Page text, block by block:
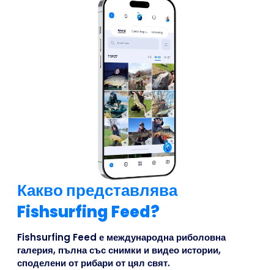
Какво представлява
Fishsurfing Feed?
Fishsurfing Feed е международна риболовна
галерия, пълна със снимки и видео истории,
споделени от рибари от цял свят.